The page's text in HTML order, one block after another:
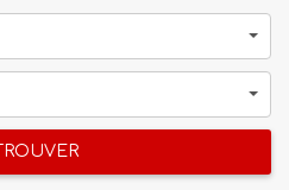
TROUVER